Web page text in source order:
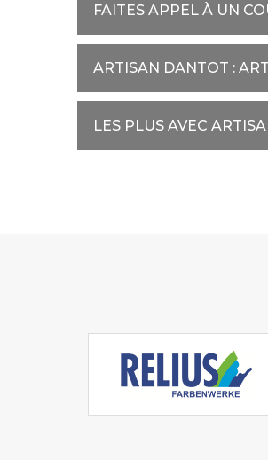
FAITES APPEL À UN
ARTISAN DANTOT :
LES PLUS AVEC